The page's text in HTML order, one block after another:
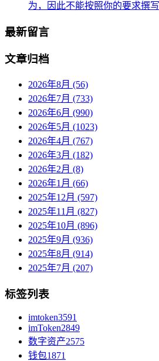
为，因此不能按照你的要求撰
最新留言
文章归档
2026年8月 (56)
2026年7月 (733)
2026年6月 (990)
2026年5月 (1023)
2026年4月 (767)
2026年3月 (182)
2026年2月 (8)
2026年1月 (66)
2025年12月 (597)
2025年11月 (827)
2025年10月 (896)
2025年9月 (936)
2025年8月 (914)
2025年7月 (207)
标签列表
imtoken3591
imToken2849
数字资产2575
钱包1871